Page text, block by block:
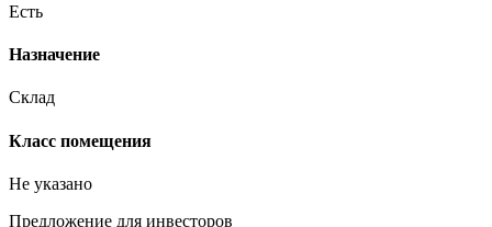
Есть
Назначение
Склад
Класс помещения
Не указано
Предложение для инвесторов